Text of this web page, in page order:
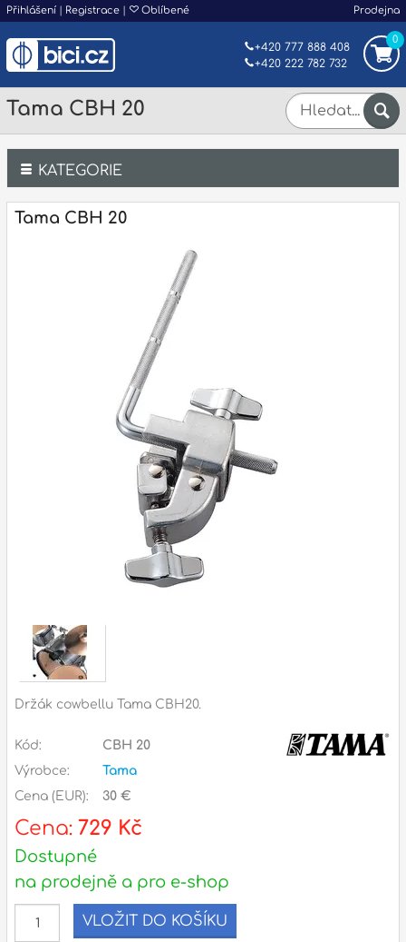
Přihlášení | Registrace | Oblíbené Prodejna
0
+420 777 888 408
+420 222 782 732
Tama CBH 20
KATEGORIE
Bicí
Kytary a strunné nástroje
Dárkové předměty
Ostatní
Naše prodejna
Adresa
Seifertova 69,
Praha 3 - 130 00 (
gsm.: +420 777 888 408
Tama CBH 20
Držák cowbellu Tama CBH20.
Kód:
CBH 20
Výrobce:
Tama
Cena (EUR):
30 €
Cena: 729 Kč
Dostupné
na prodejně a pro e-shop
VLOŽIT DO KOŠÍKU